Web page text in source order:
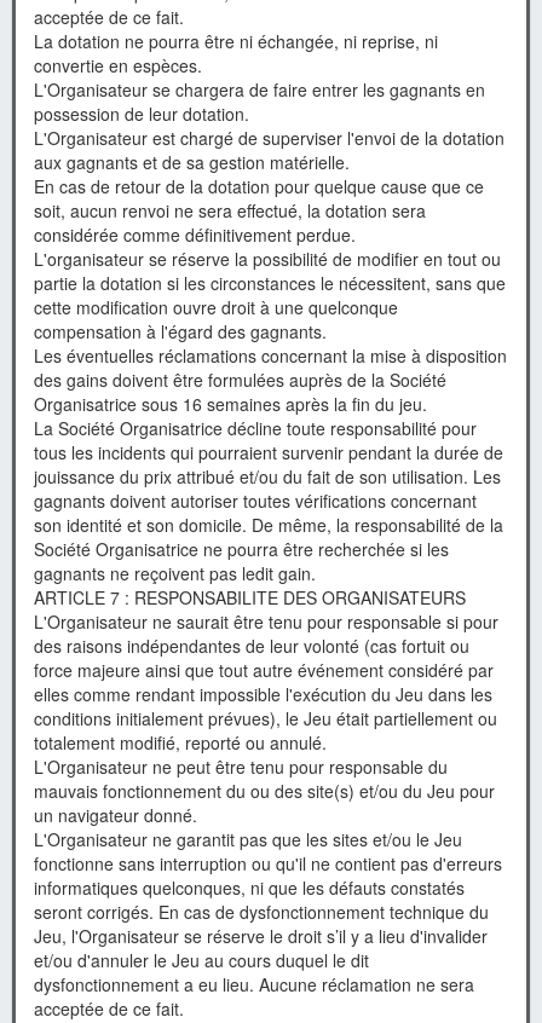
acceptée de ce fait.
La dotation ne pourra être ni échangée, ni reprise, ni
convertie en espèces.
L'Organisateur se chargera de faire entrer les gagnants en
possession de leur dotation.
L'Organisateur est chargé de superviser l'envoi de la dotation
aux gagnants et de sa gestion matérielle.
En cas de retour de la dotation pour quelque cause que ce
soit, aucun renvoi ne sera effectué, la dotation sera
considérée comme définitivement perdue.
L'organisateur se réserve la possibilité de modifier en tout ou
partie la dotation si les circonstances le nécessitent, sans que
cette modification ouvre droit à une quelconque
compensation à l'égard des gagnants.
Les éventuelles réclamations concernant la mise à disposition
des gains doivent être formulées auprès de la Société
Organisatrice sous 16 semaines après la fin du jeu.
La Société Organisatrice décline toute responsabilité pour
tous les incidents qui pourraient survenir pendant la durée de
jouissance du prix attribué et/ou du fait de son utilisation. Les
gagnants doivent autoriser toutes vérifications concernant
son identité et son domicile. De même, la responsabilité de la
Société Organisatrice ne pourra être recherchée si les
gagnants ne reçoivent pas ledit gain.
ARTICLE 7 : RESPONSABILITE DES ORGANISATEURS
L'Organisateur ne saurait être tenu pour responsable si pour
des raisons indépendantes de leur volonté (cas fortuit ou
force majeure ainsi que tout autre événement considéré par
elles comme rendant impossible l'exécution du Jeu dans les
conditions initialement prévues), le Jeu était partiellement ou
totalement modifié, reporté ou annulé.
L'Organisateur ne peut être tenu pour responsable du
mauvais fonctionnement du ou des site(s) et/ou du Jeu pour
un navigateur donné.
L'Organisateur ne garantit pas que les sites et/ou le Jeu
fonctionne sans interruption ou qu'il ne contient pas d'erreurs
informatiques quelconques, ni que les défauts constatés
seront corrigés. En cas de dysfonctionnement technique du
Jeu, l'Organisateur se réserve le droit s’il y a lieu d'invalider
et/ou d'annuler le Jeu au cours duquel le dit
dysfonctionnement a eu lieu. Aucune réclamation ne sera
acceptée de ce fait.